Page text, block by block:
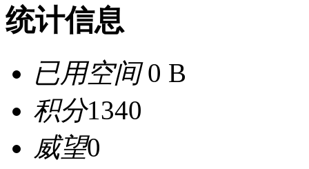
统计信息
已用空间0 B
积分1340
威望0